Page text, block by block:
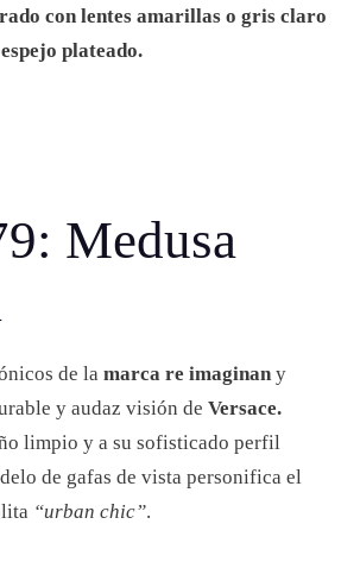
con lentes amarillas o gris claro
plateado.
Medusa
de la marca re imaginan y
y audaz visión de Versace.
limpio y a su sofisticado perfil
de gafas de vista personifica el
“urban chic”.